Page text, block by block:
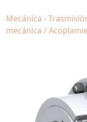
Mecánica -
mecánica /